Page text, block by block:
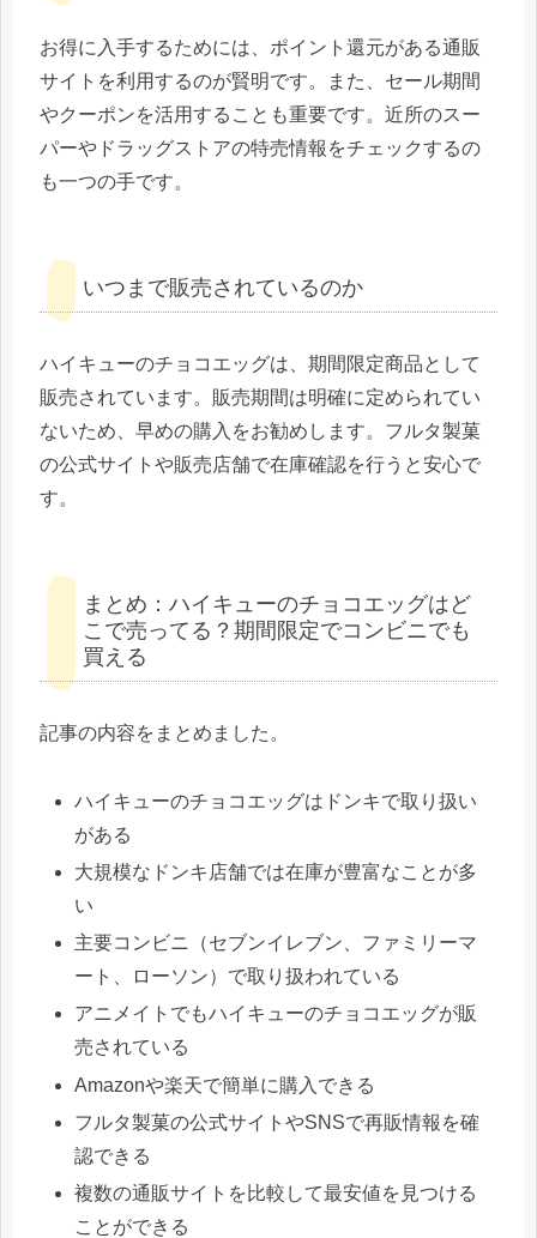
お得に入手するためには、ポイント還元がある通販
サイトを利用するのが賢明です。また、セール期間
やクーポンを活用することも重要です。近所のスー
パーやドラッグストアの特売情報をチェックするの
も一つの手です。
いつまで販売されているのか
ハイキューのチョコエッグは、期間限定商品として
販売されています。販売期間は明確に定められてい
ないため、早めの購入をお勧めします。フルタ製菓
の公式サイトや販売店舗で在庫確認を行うと安心で
す。
まとめ：ハイキューのチョコエッグはど
こで売ってる？期間限定でコンビニでも
買える
記事の内容をまとめました。
ハイキューのチョコエッグはドンキで取り扱い
がある
大規模なドンキ店舗では在庫が豊富なことが多
い
主要コンビニ（セブンイレブン、ファミリーマ
ート、ローソン）で取り扱われている
アニメイトでもハイキューのチョコエッグが販
売されている
Amazonや楽天で簡単に購入できる
フルタ製菓の公式サイトやSNSで再販情報を確
認できる
複数の通販サイトを比較して最安値を見つける
ことができる